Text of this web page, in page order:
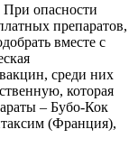
опасности
препаратов,
вместе с
среди них
которая
– Бубо-Кок
(Франция),